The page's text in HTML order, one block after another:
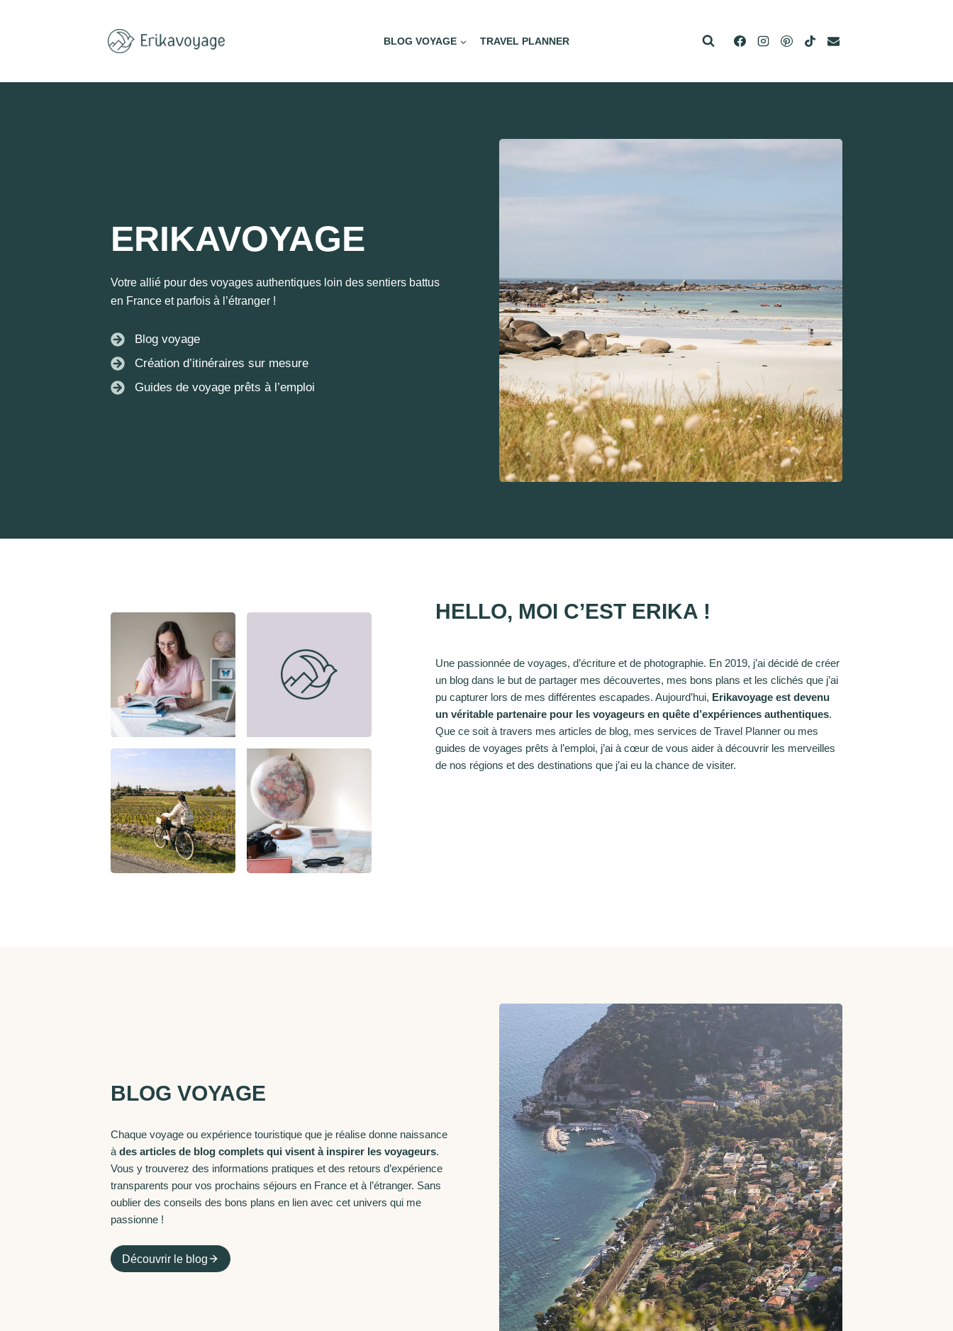
BLOG VOYAGE TRAVEL PLANNER
ERIKAVOYAGE
Votre allié pour des voyages authentiques loin des sentiers battus
en France et parfois à l’étranger !
Blog voyage
Création d’itinéraires sur mesure
Guides de voyage prêts à l’emploi
HELLO, MOI C’EST ERIKA !
Une passionnée de voyages, d’écriture et de photographie. En 2019, j’ai décidé de créer
un blog dans le but de partager mes découvertes, mes bons plans et les clichés que j’ai
pu capturer lors de mes différentes escapades. Aujourd’hui, Erikavoyage est devenu
un véritable partenaire pour les voyageurs en quête d’expériences authentiques.
Que ce soit à travers mes articles de blog, mes services de Travel Planner ou mes
guides de voyages prêts à l’emploi, j’ai à cœur de vous aider à découvrir les merveilles
de nos régions et des destinations que j’ai eu la chance de visiter.
BLOG VOYAGE
Chaque voyage ou expérience touristique que je réalise donne naissance
à des articles de blog complets qui visent à inspirer les voyageurs.
Vous y trouverez des informations pratiques et des retours d’expérience
transparents pour vos prochains séjours en France et à l’étranger. Sans
oublier des conseils des bons plans en lien avec cet univers qui me
passionne !
Découvrir le blog